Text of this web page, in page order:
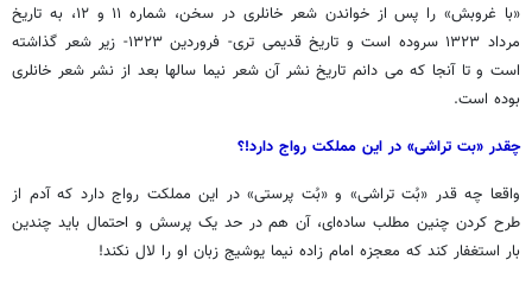
«با غروبش» را پس از خواندن شعر خانلری در سخن، شماره ۱۱ و ۱۲، به تاریخ
مرداد ۱۳۲۳ سروده است و تاریخ قدیمی تری- فروردین ۱۳۲۳- زیر شعر گذاشته
است و تا آنجا که می دانم تاریخ نشر آن شعر نیما سالها بعد از نشر شعر خانلری
بوده است.
چقدر «بت تراشی» در این مملکت رواج دارد!؟
واقعا چه قدر «بُت تراشی» و «بُت پرستی» در این مملکت رواج دارد که آدم از
طرح کردن چنین مطلب ساده‌ای، آن هم در حد یک پرسش و احتمال باید چندین
بار استغفار کند که معجزه امام زاده نیما یوشیج زبان او را لال نکند!